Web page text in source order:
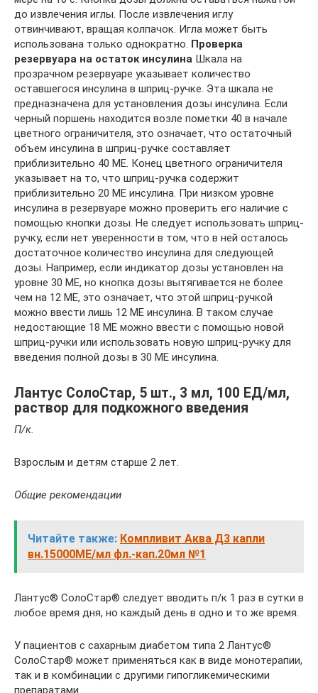
до извлечения иглы. После извлечения иглу
отвинчивают, вращая колпачок. Игла может быть
использована только однократно. Проверка
резервуара на остаток инсулина Шкала на
прозрачном резервуаре указывает количество
оставшегося инсулина в шприц-ручке. Эта шкала не
предназначена для установления дозы инсулина. Если
черный поршень находится возле пометки 40 в начале
цветного ограничителя, это означает, что остаточный
объем инсулина в шприц-ручке составляет
приблизительно 40 МЕ. Конец цветного ограничителя
указывает на то, что шприц-ручка содержит
приблизительно 20 МЕ инсулина. При низком уровне
инсулина в резервуаре можно проверить его наличие с
помощью кнопки дозы. Не следует использовать шприц-
ручку, если нет уверенности в том, что в ней осталось
достаточное количество инсулина для следующей
дозы. Например, если индикатор дозы установлен на
уровне 30 МЕ, но кнопка дозы вытягивается не более
чем на 12 МЕ, это означает, что этой шприц-ручкой
можно ввести лишь 12 МЕ инсулина. В таком случае
недостающие 18 МЕ можно ввести с помощью новой
шприц-ручки или использовать новую шприц-ручку для
введения полной дозы в 30 МЕ инсулина.
Лантус СолоСтар, 5 шт., 3 мл, 100 ЕД/мл,
раствор для подкожного введения
П/к.
Взрослым и детям старше 2 лет.
Общие рекомендации
Читайте также: Компливит Аква Д3 капли
вн.15000МЕ/мл фл.-кап.20мл №1
Лантус® СолоСтар® следует вводить п/к 1 раз в сутки в
любое время дня, но каждый день в одно и то же время.
У пациентов с сахарным диабетом типа 2 Лантус®
СолоСтар® может применяться как в виде монотерапии,
так и в комбинации с другими гипогликемическими
препаратами.